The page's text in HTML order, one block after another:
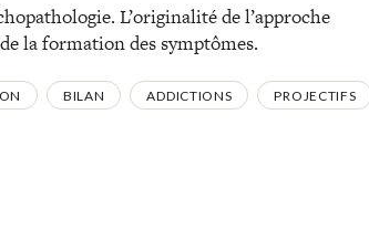
L’originalité de l’approche
la formation des symptômes.
BILAN ADDICTIONS PROJECTIFS